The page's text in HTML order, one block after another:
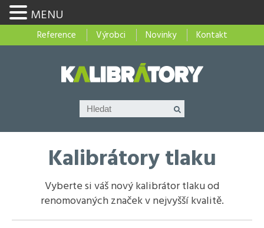
Reference Výrobci Novinky Kontakt
Kalibrátory tlaku
Vyberte si váš nový kalibrátor tlaku od
renomovaných značek v nejvyšší kvalitě.
MENU